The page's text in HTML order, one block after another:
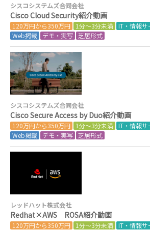
シスコシステムズ合同会社
Cisco Cloud Security紹介動画
120万円から350万円 1分～3分未満 IT・情報サ
Web掲載
デモ・実写 芝居形式
シスコシステムズ合同会社
Cisco Secure Access by Duo紹介動画
120万円から350万円 1分～3分未満 IT・情報サ
Web掲載
デモ・実写 芝居形式
レッドハット株式会社
Redhat×AWS ROSA紹介動画
120万円から350万円 1分～3分未満 IT・情報サ